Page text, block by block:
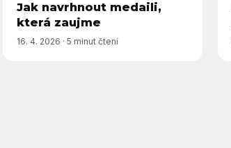
Jak navrhnout medaili,
která zaujme
16. 4. 2026 · 5 minut čtení